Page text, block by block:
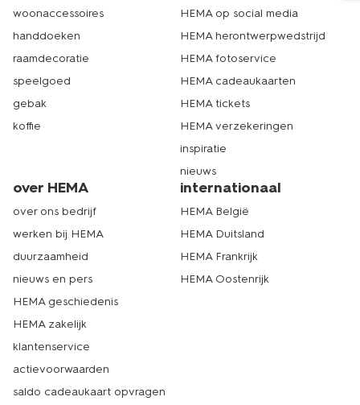
woonaccessoires
handdoeken
raamdecoratie
speelgoed
gebak
koffie
HEMA op social media
HEMA herontwerpwedstrijd
HEMA fotoservice
HEMA cadeaukaarten
HEMA tickets
HEMA verzekeringen
inspiratie
nieuws
over HEMA
over ons bedrijf
werken bij HEMA
duurzaamheid
nieuws en pers
HEMA geschiedenis
HEMA zakelijk
klantenservice
actievoorwaarden
saldo cadeaukaart opvragen
internationaal
HEMA België
HEMA Duitsland
HEMA Frankrijk
HEMA Oostenrijk